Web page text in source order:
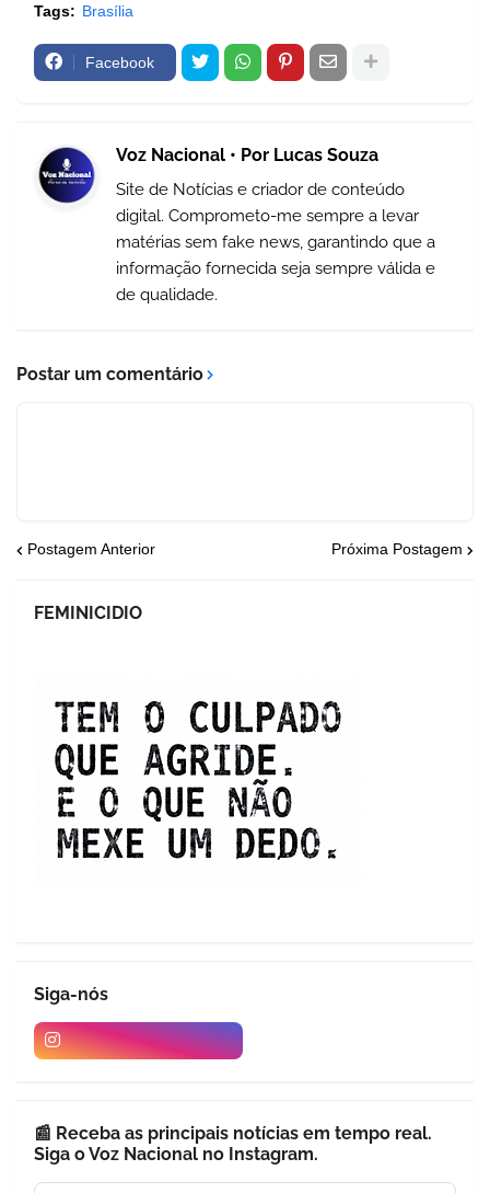
Tags: Brasília
Facebook
Voz Nacional • Por Lucas Souza
Site de Notícias e criador de conteúdo
digital. Comprometo-me sempre a levar
matérias sem fake news, garantindo que a
informação fornecida seja sempre válida e
de qualidade.
Postar um comentário
Postagem Anterior Próxima Postagem
FEMINICIDIO
Siga-nós
📰 Receba as principais notícias em tempo real.
Siga o Voz Nacional no Instagram.